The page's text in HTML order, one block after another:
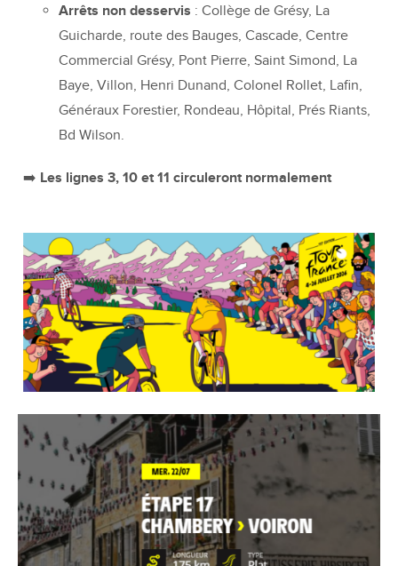
Arrêts non desservis : Collège de Grésy, La
Guicharde, route des Bauges, Cascade, Centre
Commercial Grésy, Pont Pierre, Saint Simond, La
Baye, Villon, Henri Dunand, Colonel Rollet, Lafin,
Généraux Forestier, Rondeau, Hôpital, Prés Riants,
Bd Wilson.
➡️ Les lignes 3, 10 et 11 circuleront normalement